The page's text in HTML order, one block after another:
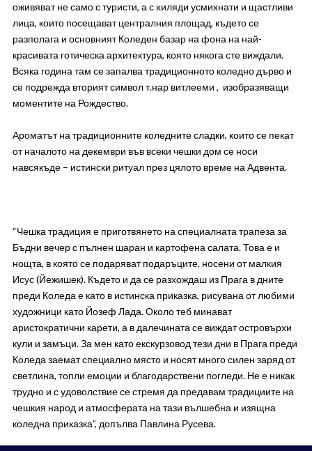
оживяват не само с туристи, а с хиляди усмихнати и щастливи
лица, които посещават централния площад, където се
разполага и основният Коледен базар на фона на най-
красивата готическа архитектура, която някога сте виждали.
Всяка година там се запалва традиционното коледно дърво и
се подрежда вторият символ т.нар витлееми , изобразяващи
моментите на Рождество.
Ароматът на традиционните коледните сладки, които се пекат
от началото на декември във всеки чешки дом се носи
навсякъде – истински ритуал през цялото време на Адвента.
“Чешка традиция е приготвянето на специалната трапеза за
Бъдни вечер с пълнен шаран и картофена салата. Това е и
нощта, в която се подаряват подаръците, носени от малкия
Исус (Йежишек). Където и да се разхождаш из Прага в дните
преди Коледа е като в истинска приказка, рисувана от любими
художници като Йозеф Лада. Около теб минават
аристократични карети, а в далечината се виждат островърхи
кули и замъци. За мен като екскурзовод тези дни в Прага преди
Коледа заемат специално място и носят много силен заряд от
светлина, топли емоции и благодарствени погледи. Не е никак
трудно и с удоволствие се стремя да предавам традициите на
чешкия народ и атмосферата на тази вълшебна и изящна
коледна приказка”, допълва Павлина Русева.